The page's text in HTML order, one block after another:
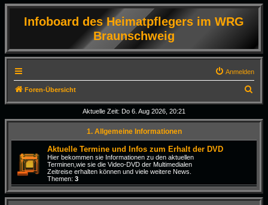
Infoboard des Heimatpflegers im WRG
Braunschweig
Anmelden
Foren-Übersicht
u
c
Aktuelle Zeit: Do 6. Aug 2026, 20:21
1. Allgemeine Informationen
Aktuelle Termine und Infos zum Erhalt der DVD
Hier bekommen sie Informationen zu den aktuellen
Terminen,wie sie die Video-DVD der Multimedialen
Zeitreise erhalten können und viele weitere News.
Themen: 3